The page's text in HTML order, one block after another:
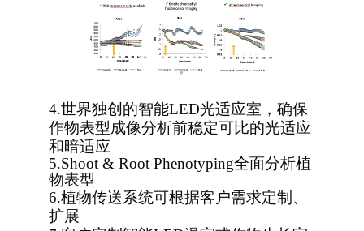
4.世界独创的智能LED光适应室，确保
作物表型成像分析前稳定可比的光适应
和暗适应
5.Shoot & Root Phenotyping全面分析植
物表型
6.植物传送系统可根据客户需求定制、
扩展